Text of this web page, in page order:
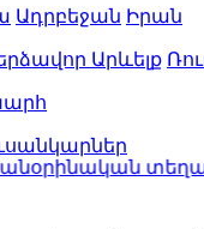
Ադրբեջան Իրան
Արևելք
անօրինական